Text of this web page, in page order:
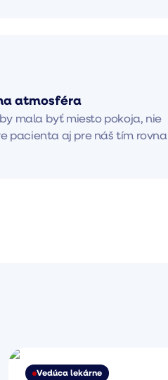
atmosféra
mala byť miesto pokoja, nie
pacienta aj pre náš tím
Vedúca lekárne